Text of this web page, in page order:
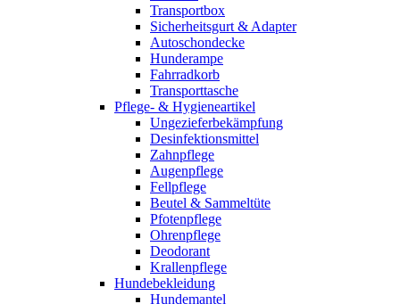
Transportbox
Sicherheitsgurt & Adapter
Autoschondecke
Hunderampe
Fahrradkorb
Transporttasche
Pflege- & Hygieneartikel
Ungezieferbekämpfung
Desinfektionsmittel
Zahnpflege
Augenpflege
Fellpflege
Beutel & Sammeltüte
Pfotenpflege
Ohrenpflege
Deodorant
Krallenpflege
Hundebekleidung
Hundemantel